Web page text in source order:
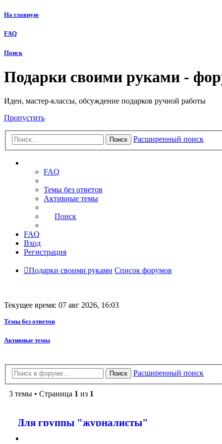
На главную
FAQ
Поиск
Подарки своими руками -
Идеи, мастер-классы, обсуждение подарков ручной работы
Пропустить
Поиск Расширенный поиск
FAQ
Темы без ответов
Активные темы
Поиск
FAQ
Вход
Регистрация
Подарки своими руками Список форумов
Текущее время: 07 авг 2026, 16:03
Темы без ответов
Активные темы
Поиск Расширенный поиск
3 темы • Страница 1 из 1
Для группы "журналисты"